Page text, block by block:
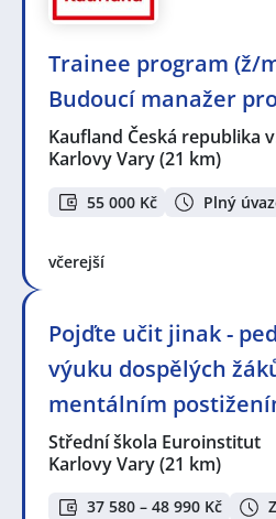
Trainee program (ž/
Budoucí manažer
Kaufland Česká republika
Karlovy Vary(21 km)
55 000 Kč Plný
včerejší
Pojďte učit jinak -
výuku dospělých
mentálním
Střední škola Euroinstitut
Karlovy Vary(21 km)
37 580 – 48 990 Kč